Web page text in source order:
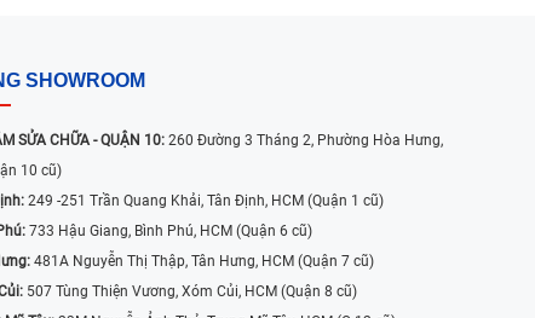
SHOWROOM
SỬA CHỮA - QUẬN 10: 260 Đường 3 Tháng 2, Phường Hòa Hưng,
10 cũ)
249 -251 Trần Quang Khải, Tân Định, HCM (Quận 1 cũ)
733 Hậu Giang, Bình Phú, HCM (Quận 6 cũ)
481A Nguyễn Thị Thập, Tân Hưng, HCM (Quận 7 cũ)
507 Tùng Thiện Vương, Xóm Củi, HCM (Quận 8 cũ)